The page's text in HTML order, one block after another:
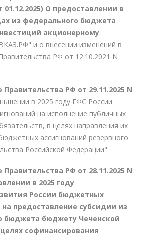
01.12.2025) О предоставлении в
из федерального бюджета
акционерному
и о внесении изменений в
РФ от 12.10.2021 N
РФ от 29.11.2025 N
в 2025 году ГФС России
на исполнение публичных
в целях направления их
ассигнований резервного
Российской Федерации"
РФ от 28.11.2025 N
в 2025 году
России бюджетных
на предоставление субсидии из
бюджета бюджету Чеченской
софинансирования